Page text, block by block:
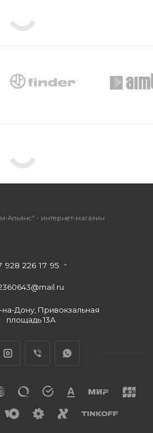
Альянс" - интернет-магазин
928 226 17 95
на-Дону, Привокзальная
площадь 13А